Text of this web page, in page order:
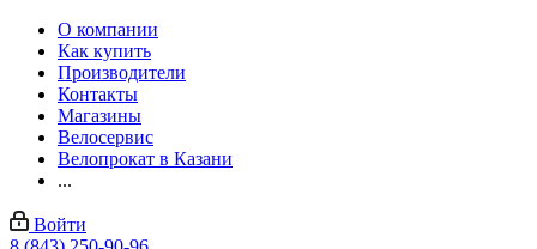
О компании
Как купить
Производители
Контакты
Магазины
Велосервис
Велопрокат в Казани
...
Войти